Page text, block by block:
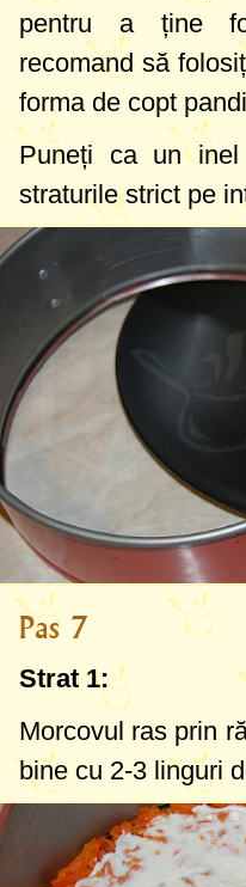
pentru a ține
recomand să
forma de copt
Puneți ca un
straturile strict pe
Pas 7
Strat 1:
Morcovul ras prin
bine cu 2-3 linguri